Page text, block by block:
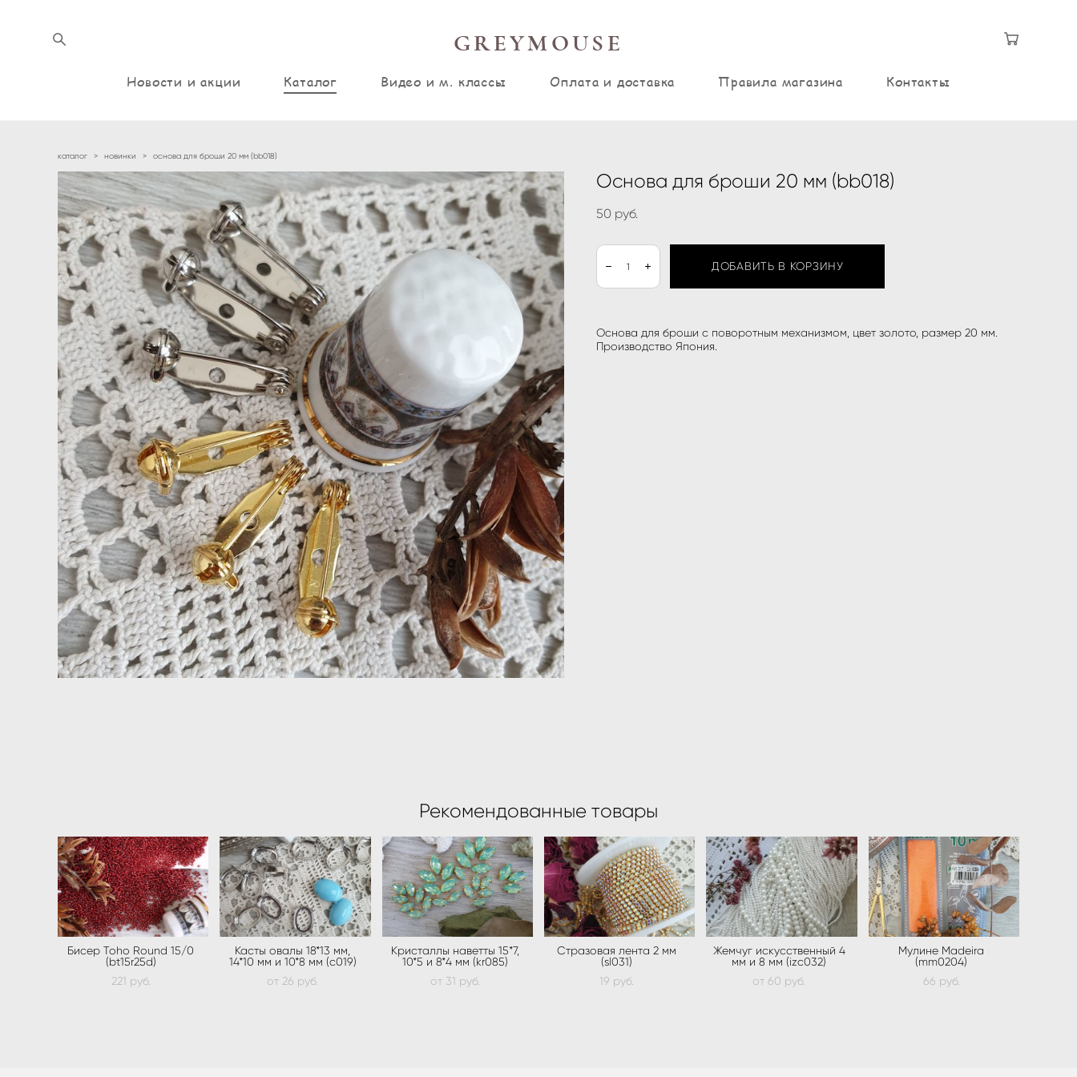
GREYMOUSE
Новости и акции Каталог Видео и м. классы Оплата и доставка Правила магазина Контакты
каталог > новинки > основа для броши 20 мм (bb018)
Основа для броши 20 мм (bb018)
50 pуб.
ДОБАВИТЬ В КОРЗИНУ
Основа для броши с поворотным механизмом, цвет золото, размер 20 мм.
Производство Япония.
Рекомендованные товары
Бисер Toho Round 15/0
(bt15r25d)
221 pуб.
Касты овалы 18*13 мм,
14*10 мм и 10*8 мм (c019)
от 26 pуб.
Кристаллы наветты 15*7,
10*5 и 8*4 мм (kr085)
от 31 pуб.
Стразовая лента 2 мм
(sl031)
19 pуб.
Жемчуг искусственный 4
мм и 8 мм (izc032)
от 60 pуб.
Мулине Madeira
(mm0204)
66 pуб.